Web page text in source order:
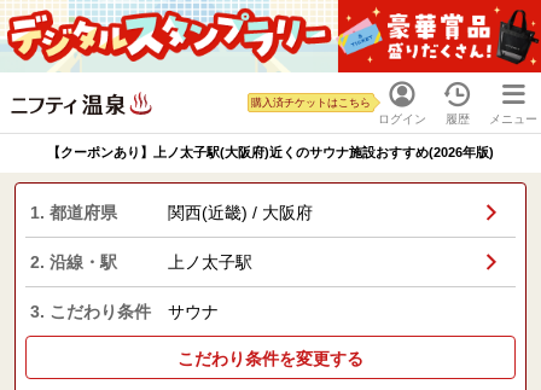
ログイン
購入済チケットはこちら
履歴 メニュー
【クーポンあり】上ノ太子駅(大阪府)近くのサウナ施設おすすめ(2026年版)
1. 都道府県 関西(近畿) / 大阪府
2. 沿線・駅 上ノ太子駅
3. こだわり条件 サウナ
こだわり条件を変更する